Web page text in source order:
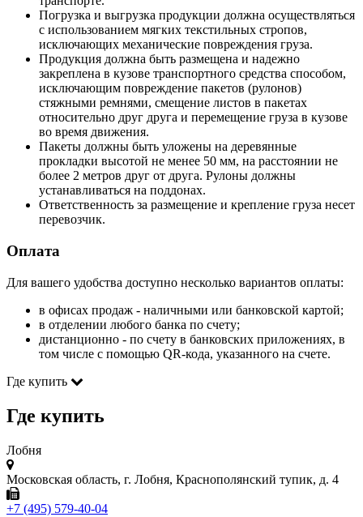
Погрузка и выгрузка продукции должна осуществляться
с использованием мягких текстильных стропов,
исключающих механические повреждения груза.
Продукция должна быть размещена и надежно
закреплена в кузове транспортного средства способом,
исключающим повреждение пакетов (рулонов)
стяжными ремнями, смещение листов в пакетах
относительно друг друга и перемещение груза в кузове
во время движения.
Пакеты должны быть уложены на деревянные
прокладки высотой не менее 50 мм, на расстоянии не
более 2 метров друг от друга. Рулоны должны
устанавливаться на поддонах.
Ответственность за размещение и крепление груза несет
перевозчик.
Оплата
Для вашего удобства доступно несколько вариантов оплаты:
в офисах продаж - наличными или банковской картой;
в отделении любого банка по счету;
дистанционно - по счету в банковских приложениях, в
том числе с помощью QR-кода, указанного на счете.
Где купить
Где купить
Лобня
Московская область, г. Лобня, Краснополянский тупик, д. 4
+7 (495) 579-40-04